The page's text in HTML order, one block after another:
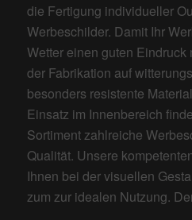
die Fertigung individueller
Werbeschilder. Damit Ihr
Wetter einen guten Eindruck
der Fabrikation auf
besonders resistente
Einsatz im Innenbereich
Sortiment zahlreiche
Qualität. Unsere
Ihnen bei der visuellen
zum zur idealen Nutzung.